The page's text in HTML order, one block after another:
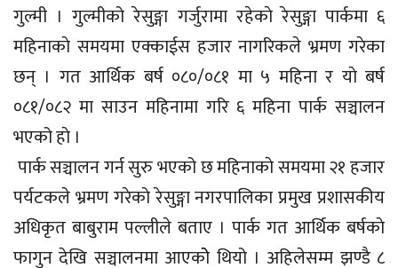
गुल्मी । गुल्मीको रेसुङ्गा गर्जुरामा रहेकाे रेसुङ्गा पार्कमा ६
महिनाकाे समयमा एक्काईस हजार नागरिकले भ्रमण गरेका
छन् । गत आर्थिक बर्ष ०८०/०८१ मा ५ महिना र याे बर्ष
०८१/०८२ मा साउन महिनामा गरि ६ महिना पार्क सञ्चालन
भएको हाे ।
पार्क सञ्चालन गर्न सुरु भएको छ महिनाकाे समयमा २१ हजार
पर्यटकले भ्रमण गरेकाे रेसुङ्गा नगरपालिका प्रमुख प्रशासकीय
अधिकृत बाबुराम पल्लीले बताए । पार्क गत आर्थिक बर्षकाे
फागुन देखि सञ्चालनमा आएकोे थियो । अहिलेसम्म झण्डै ८